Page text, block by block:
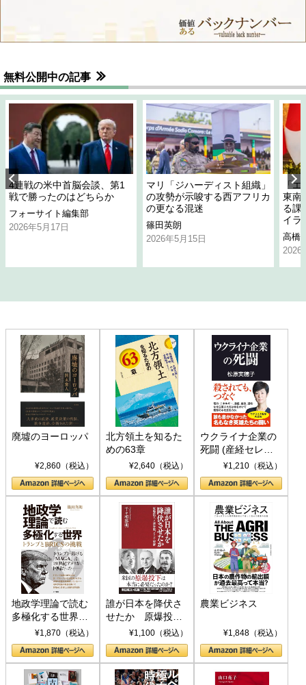
無料公開中の記事
4連戦の米中首脳会談、第1
戦で勝ったのはどちらか
フォーサイト編集部
2026年5月17日
マリ「ジハーディスト組織」
の攻勢が示唆する西アフリカ
の更なる混迷
篠田英朗
2026年5月15日
「
東南
る課
イラ
高橋
2026
廃墟のヨーロッパ
¥2,860（税込）
北方領土を知るた
めの63章
¥2,640（税込）
ウクライナ企業の
死闘 (産経セレク
ト S 039)¥1,210（税込）
地政学理論で読む
多極化する世界：
トランプとBRICS
の挑戦
¥1,870（税込）
誰が日本を降伏さ
せたか 原爆投
下、ソ連参戦、そ
して聖断 (PHP新
書)
¥1,100（税込）
農業ビジネス
¥1,848（税込）